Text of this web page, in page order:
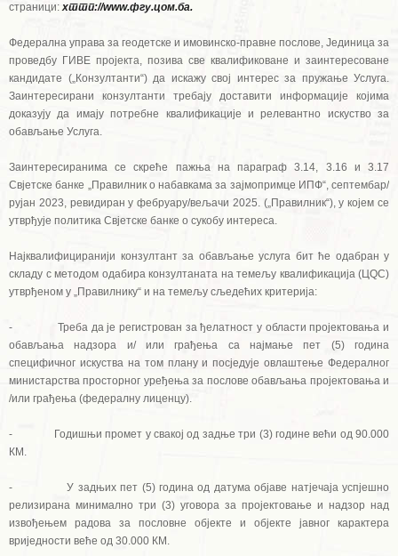
страници:хттп://www.фгу.цом.ба.
Федерална управа за геодетске и имовинско-правне послове, Јединица за
проведбу ГИВЕ пројекта, позива све квалификоване и заинтересоване
кандидате („Конзултанти“) да искажу свој интерес за пружање Услуга.
Заинтересирани конзултанти требају доставити информације којима
доказују да имају потребне квалификације и релевантно искуство за
обављање Услуга.
Заинтересиранима се скреће пажња на параграф 3.14, 3.16 и 3.17
Свјетске банке „Правилник о набавкама за зајмопримце ИПФ“, септембар/
рујан 2023, ревидиран у фебруару/вељачи 2025. („Правилник“), у којем се
утврђује политика Свјетске банке о сукобу интереса.
Најквалифициранији конзултант за обављање услуга бит ће одабран у
складу с методом одабира конзултаната на темељу квалификација (ЦQС)
утврђеном у „Правилнику“ и на темељу сљедећих критерија:
- Треба да је регистрован за ђелатност у области пројектовања и
обављања надзора и/ или грађења са најмање пет (5) година
специфичног искуства на том плану и посједује овлаштење Федералног
министарства просторног уређења за послове обављања пројектовања и
/или грађења (федералну лиценцу).
- Годишњи промет у свакој од задње три (3) године већи од 90.000
КМ.
- У задњих пет (5) година од датума објаве натјечаја успјешно
релизирана минимално три (3) уговора за пројектовање и надзор над
извођењем радова за пословне објекте и објекте јавног карактера
вриједности веће од 30.000 КМ.